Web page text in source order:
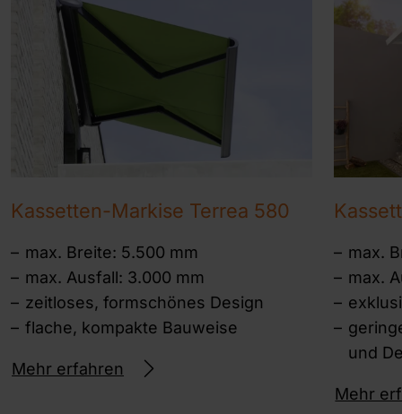
Kassetten-Markise Terrea 580
max. Breite: 5.500 mm
max. Ausfall: 3.000 mm
zeitloses, formschönes Design
flache, kompakte Bauweise
Mehr erfahren
max.
max.
und
Mehr